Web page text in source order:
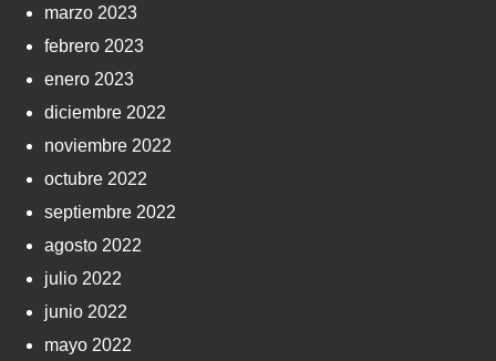
marzo 2023
febrero 2023
enero 2023
diciembre 2022
noviembre 2022
octubre 2022
septiembre 2022
agosto 2022
julio 2022
junio 2022
mayo 2022